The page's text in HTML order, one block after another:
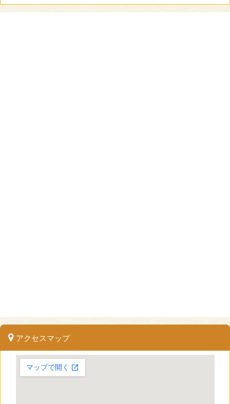
アクセスマップ